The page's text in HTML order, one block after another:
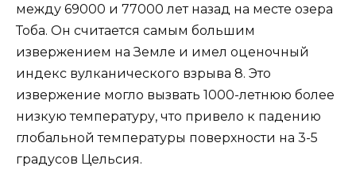
между 69000 и 77000 лет назад на месте озера
Тоба. Он считается самым большим
извержением на Земле и имел оценочный
индекс вулканического взрыва 8. Это
извержение могло вызвать 1000-летнюю более
низкую температуру, что привело к падению
глобальной температуры поверхности на 3-5
градусов Цельсия.